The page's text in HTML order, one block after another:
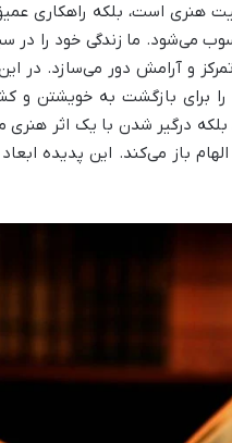
هنری است، بلکه راهکاری
می‌شود. ما زندگی خود را در
و آرامش دور می‌سازد. در
برای بازگشت به خویشتن و
درگیر شدن با یک اثر
باز می‌کند. این پدیده